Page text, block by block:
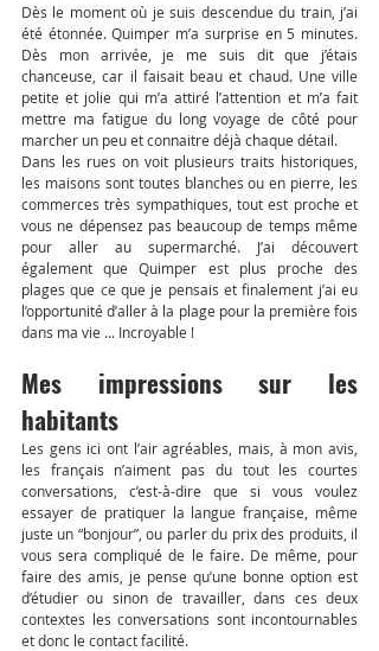
Dès le moment où je suis descendue du train, j’ai
été étonnée. Quimper m’a surprise en 5 minutes.
Dès mon arrivée, je me suis dit que j’étais
chanceuse, car il faisait beau et chaud. Une ville
petite et jolie qui m’a attiré l’attention et m’a fait
mettre ma fatigue du long voyage de côté pour
marcher un peu et connaitre déjà chaque détail.
Dans les rues on voit plusieurs traits historiques,
les maisons sont toutes blanches ou en pierre, les
commerces très sympathiques, tout est proche et
vous ne dépensez pas beaucoup de temps même
pour aller au supermarché. J’ai découvert
également que Quimper est plus proche des
plages que ce que je pensais et finalement j’ai eu
l’opportunité d’aller à la plage pour la première fois
dans ma vie ... Incroyable !
Mes impressions sur les
habitants
Les gens ici ont l’air agréables, mais, à mon avis,
les français n’aiment pas du tout les courtes
conversations, c’est-à-dire que si vous voulez
essayer de pratiquer la langue française, même
juste un “bonjour”, ou parler du prix des produits, il
vous sera compliqué de le faire. De même, pour
faire des amis, je pense qu’une bonne option est
d’étudier ou sinon de travailler, dans ces deux
contextes les conversations sont incontournables
et donc le contact facilité.